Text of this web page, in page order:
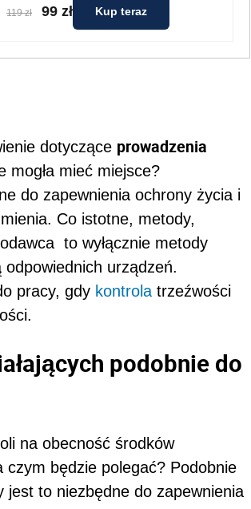
119 zł 99 zł Kup teraz
dotyczące prowadzenia
mogła mieć miejsce?
do zapewnienia ochrony życia i
Co istotne, metody,
to wyłącznie metody
urządzeń.
pracy, gdy kontrola trzeźwości
podobnie do
na obecność środków
czym będzie polegać? Podobnie
to niezbędne do zapewnienia